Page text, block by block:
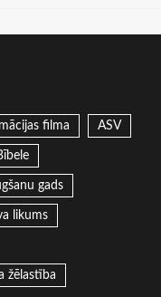
filma ASV
gads
likums
žēlastība